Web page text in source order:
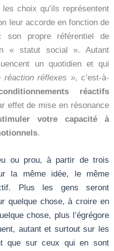
choix qu’ils représentent
leur accorde en fonction de
son propre référentiel de
« statut social ». Autant
un quotidien et qui
réaction réflexes », c’est-à-
réactifs
effet de mise en résonance
votre capacité à
.
ou prou, à partir de trois
la même idée, le même
Plus les gens seront
quelque chose, à croire en
chose, plus l’égrégore
autant et surtout sur les
que sur ceux qui en sont